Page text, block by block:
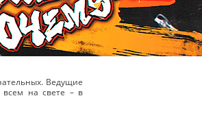
Ведущие
на свете – в